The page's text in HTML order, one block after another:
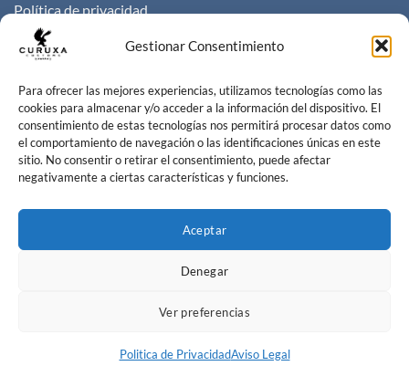
Gestionar Consentimiento
Para ofrecer las mejores experiencias, utilizamos tecnologías como las
cookies para almacenar y/o acceder a la información del dispositivo. El
consentimiento de estas tecnologías nos permitirá procesar datos como
el comportamiento de navegación o las identificaciones únicas en este
sitio. No consentir o retirar el consentimiento, puede afectar
negativamente a ciertas características y funciones.
Aceptar
Denegar
Ver preferencias
Politica de PrivacidadAviso Legal
Política de privacidad
Politica de cookies
CONTACTO
Contacta con nosotros
info@curuxacustoms.com
Curuxa Customs 2026 ©